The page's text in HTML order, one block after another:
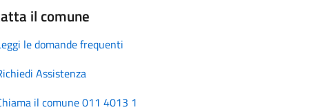
il comune
le domande frequenti
Assistenza
il comune 011 4013 1